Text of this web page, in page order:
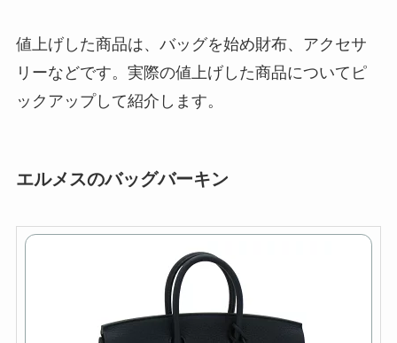
値上げした商品は、バッグを始め財布、アクセサ
リーなどです。実際の値上げした商品についてピ
ックアップして紹介します。
エルメスのバッグバーキン